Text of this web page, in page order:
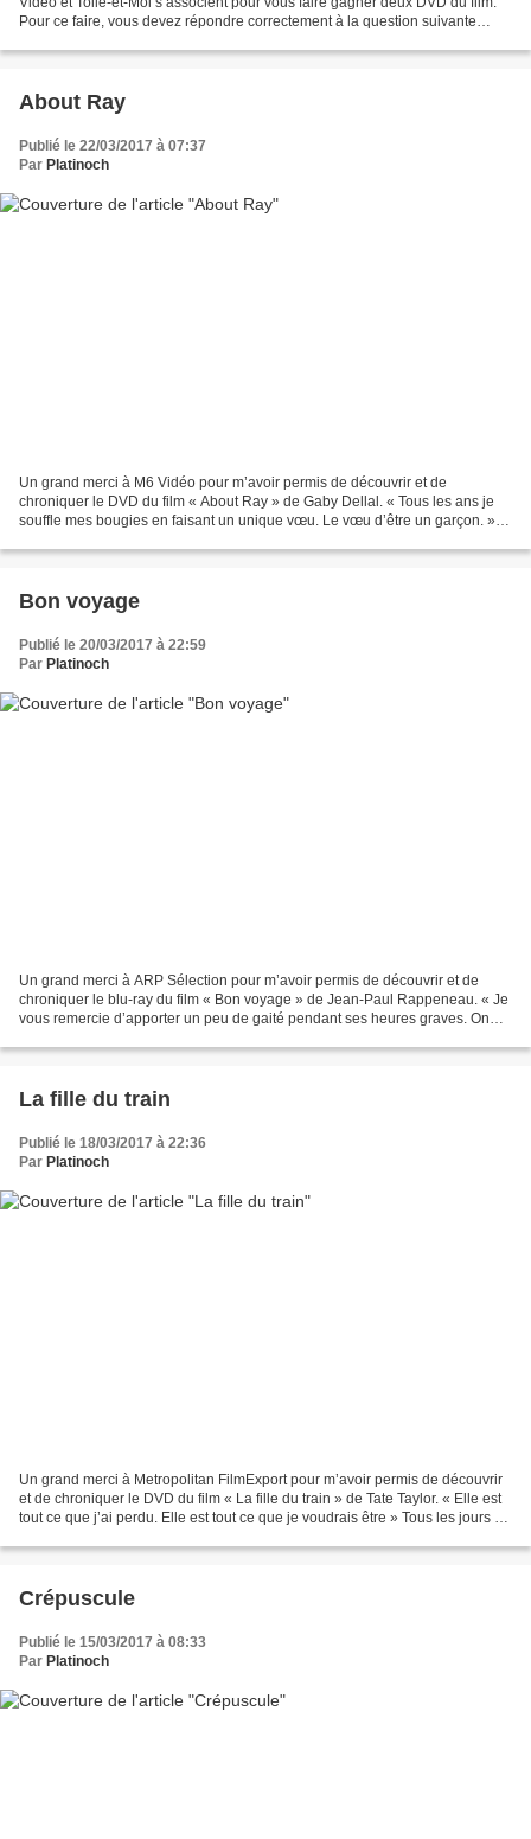
Pour ce faire, vous devez répondre correctement à la question suivante
About Ray
Publié le 22/03/2017 à 07:37
Par Platinoch
Un grand merci à M6 Vidéo pour m’avoir permis de découvrir et de
chroniquer le DVD du film « About Ray » de Gaby Dellal. « Tous les ans je
souffle mes bougies en faisant un unique vœu. Le vœu d’être un garçon. »
Bon voyage
Publié le 20/03/2017 à 22:59
Par Platinoch
Un grand merci à ARP Sélection pour m’avoir permis de découvrir et de
chroniquer le blu-ray du film « Bon voyage » de Jean-Paul Rappeneau. « Je
vous remercie d’apporter un peu de gaité pendant ses heures graves. On
La fille du train
Publié le 18/03/2017 à 22:36
Par Platinoch
Un grand merci à Metropolitan FilmExport pour m’avoir permis de découvrir
et de chroniquer le DVD du film « La fille du train » de Tate Taylor. « Elle est
tout ce que j’ai perdu. Elle est tout ce que je voudrais être » Tous les jours à
Crépuscule
Publié le 15/03/2017 à 08:33
Par Platinoch